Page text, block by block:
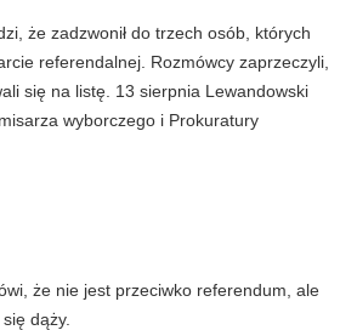
że zadzwonił do trzech osób, których
referendalnej. Rozmówcy zaprzeczyli,
się na listę. 13 sierpnia Lewandowski
wyborczego i Prokuratury
że nie jest przeciwko referendum, ale
dąży.